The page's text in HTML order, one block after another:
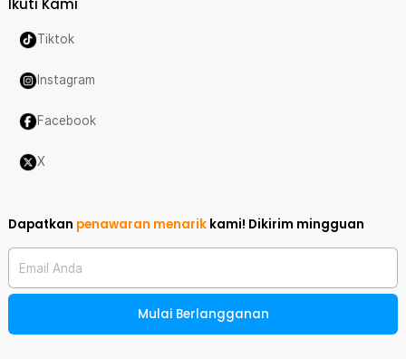
Ikuti Kami
Tiktok
Instagram
Facebook
X
Dapatkan penawaran menarik kami! Dikirim mingguan
Email Anda
Mulai Berlangganan